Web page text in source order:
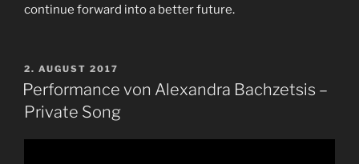
continue forward into a better future.
VERÖFFENTLICHT
AM
2. AUGUST 2017
Performance von Alexandra Bachzetsis –
Private Song